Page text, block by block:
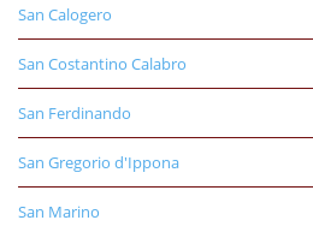
San Calogero
San Costantino Calabro
San Ferdinando
San Gregorio d'Ippona
San Marino